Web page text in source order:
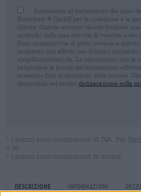
Acconsento al trattamento dei miei
Bierothek ® GmbH per la creazione e la
cliente. Questo account cliente fornisce
controllo delle mie attività di vendita e dei
Sono consapevole di poter revocare
momento con effetto per il futuro inviando
shop@bierothek.de. La informiamo che la
pregiudica la liceità del trattamento
consenso fino al momento della revoca.
disponibili nel nostro dichiarazione sulla
* I prezzi sono comprensivi di IVA. Più
0,50
* I prezzi sono comprensivi di accisa
Descrizione Informazioni